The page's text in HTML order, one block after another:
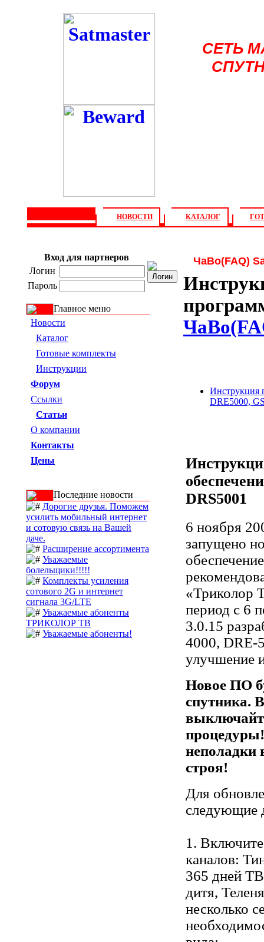
СЕТЬ
НОВОСТИ КАТАЛОГ
Вход для партнеров
Логин
Пароль
Главное меню
Новости
Каталог
Готовые комплекты
Инструкции
Форум
Ссылки
Статьи
О компании
Контакты
Цены
Последние новости
Дорогие друзья. Поможем
усилить мобильный интернет
и сотовую связь на Вашей
даче.
Расширение ассортимента
Уважаемые
болельщики!!!!!
Комплекты усиления
сотового 2G и интернет
сигнала 3G/LTE
Уважаемые абоненты
ТРИКОЛОР ТВ
Уважаемые абоненты!
ЧаВо(FAQ)
Инструкция
DRE5000,
DRS5001
6 ноября
запущено
«Триколор
период с 6
3.0.15
4000, DRE-
улучшение
Новое ПО
спутника.
неполадки
строя!
Для
следующие
1.
каналов:
365 дней
дитя,
несколько